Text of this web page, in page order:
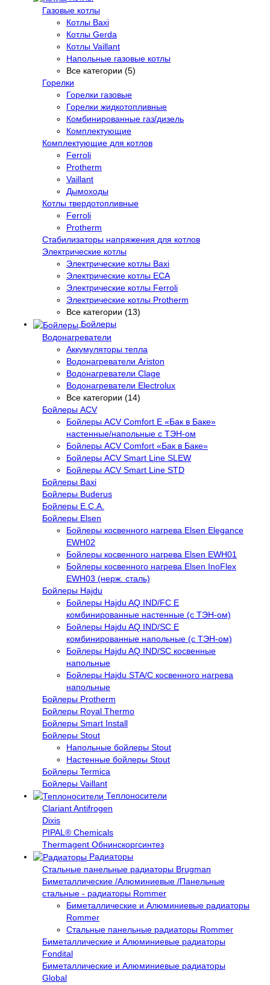
Газовые котлы
Котлы Baxi
Котлы Gerda
Котлы Vaillant
Напольные газовые котлы
Все категории (5)
Горелки
Горелки газовые
Горелки жидкотопливные
Комбинированные газ/дизель
Комплектующие
Комплектующие для котлов
Ferroli
Protherm
Vaillant
Дымоходы
Котлы твердотопливные
Ferroli
Protherm
Стабилизаторы напряжения для котлов
Электрические котлы
Электрические котлы Baxi
Электрические котлы ECA
Электрические котлы Ferroli
Электрические котлы Protherm
Все категории (13)
Бойлеры
Водонагреватели
Аккумуляторы тепла
Водонагреватели Ariston
Водонагреватели Clage
Водонагреватели Electrolux
Все категории (14)
Бойлеры ACV
Бойлеры ACV Comfort E «Бак в Баке»
настенные/напольные c ТЭН-ом
Бойлеры ACV Comfort «Бак в Баке»
Бойлеры ACV Smart Line SLEW
Бойлеры ACV Smart Line STD
Бойлеры Baxi
Бойлеры Buderus
Бойлеры E.C.A.
Бойлеры Elsen
Бойлеры косвенного нагрева Elsen Elegance
EWH02
Бойлеры косвенного нагрева Elsen EWH01
Бойлеры косвенного нагрева Elsen InoFlex
EWH03 (нерж. сталь)
Бойлеры Hajdu
Бойлеры Hajdu AQ IND/FC E
комбинированные настенные (с ТЭН-ом)
Бойлеры Hajdu AQ IND/SC E
комбинированные напольные (с ТЭН-ом)
Бойлеры Hajdu AQ IND/SC косвенные
напольные
Бойлеры Hajdu STA/C косвенного нагрева
напольные
Бойлеры Protherm
Бойлеры Royal Thermo
Бойлеры Smart Install
Бойлеры Stout
Напольные бойлеры Stout
Настенные бойлеры Stout
Бойлеры Termica
Бойлеры Vaillant
Теплоносители
Clariant Antifrogen
Dixis
PIPAL® Chemicals
Thermagent Обнинскоргсинтез
Радиаторы
Стальные панельные радиаторы Brugman
Биметаллические /Алюминиевые /Панельные
стальные - радиаторы Rommer
Биметаллические и Алюминиевые радиаторы
Rommer
Стальные панельные радиаторы Rommer
Биметаллические и Алюминиевые радиаторы
Fondital
Биметаллические и Алюминиевые радиаторы
Global